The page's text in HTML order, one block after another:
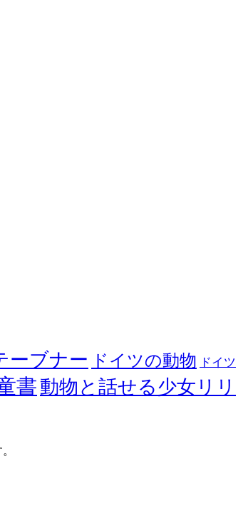
ーブナー ドイツの動物 ドイツ
書 動物と話せる少女リリ